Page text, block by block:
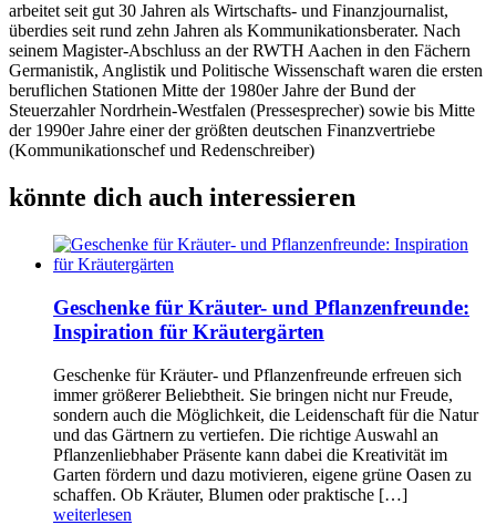
arbeitet seit gut 30 Jahren als Wirtschafts- und Finanzjournalist,
überdies seit rund zehn Jahren als Kommunikationsberater. Nach
seinem Magister-Abschluss an der RWTH Aachen in den Fächern
Germanistik, Anglistik und Politische Wissenschaft waren die ersten
beruflichen Stationen Mitte der 1980er Jahre der Bund der
Steuerzahler Nordrhein-Westfalen (Pressesprecher) sowie bis Mitte
der 1990er Jahre einer der größten deutschen Finanzvertriebe
(Kommunikationschef und Redenschreiber)
könnte dich auch interessieren
Geschenke für Kräuter- und Pflanzenfreunde:
Inspiration für Kräutergärten
Geschenke für Kräuter- und Pflanzenfreunde erfreuen sich
immer größerer Beliebtheit. Sie bringen nicht nur Freude,
sondern auch die Möglichkeit, die Leidenschaft für die Natur
und das Gärtnern zu vertiefen. Die richtige Auswahl an
Pflanzenliebhaber Präsente kann dabei die Kreativität im
Garten fördern und dazu motivieren, eigene grüne Oasen zu
schaffen. Ob Kräuter, Blumen oder praktische […]
weiterlesen